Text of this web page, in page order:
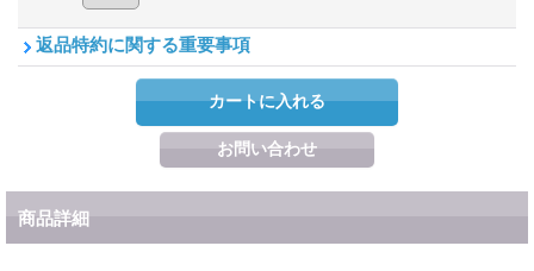
返品特約に関する重要事項
商品詳細